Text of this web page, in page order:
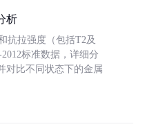
析
抗拉强度（包括T2及
标准数据，详细分
对比不同状态下的金属